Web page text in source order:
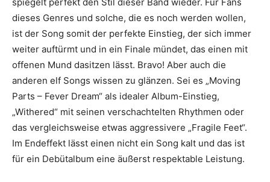
dieses Genres und solche, die es noch werden wollen,
ist der Song somit der perfekte Einstieg, der sich immer
weiter auftürmt und in ein Finale mündet, das einen mit
offenen Mund dasitzen lässt. Bravo! Aber auch die
anderen elf Songs wissen zu glänzen. Sei es „Moving
Parts – Fever Dream“ als idealer Album-Einstieg,
„Withered“ mit seinen verschachtelten Rhythmen oder
das vergleichsweise etwas aggressivere „Fragile Feet“.
Im Endeffekt lässt einen nicht ein Song kalt und das ist
für ein Debütalbum eine äußerst respektable Leistung.